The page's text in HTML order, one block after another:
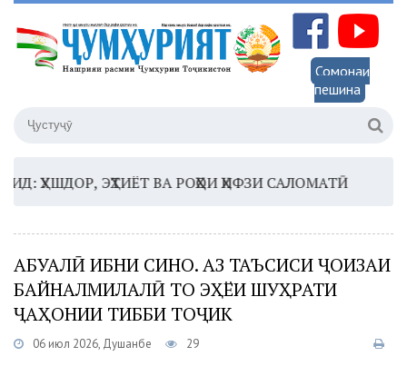
Сомонаи
пешина
ЭҲТИЁТ ВА РОҲҲОИ ҲИФЗИ САЛОМАТӢ16:35 –
АБУАЛӢ ИБНИ СИНО. АЗ ТАЪСИСИ ҶОИЗАИ
БАЙНАЛМИЛАЛӢ ТО ЭҲЁИ ШУҲРАТИ
ҶАҲОНИИ ТИББИ ТОҶИК
06 июл 2026, Душанбе 29